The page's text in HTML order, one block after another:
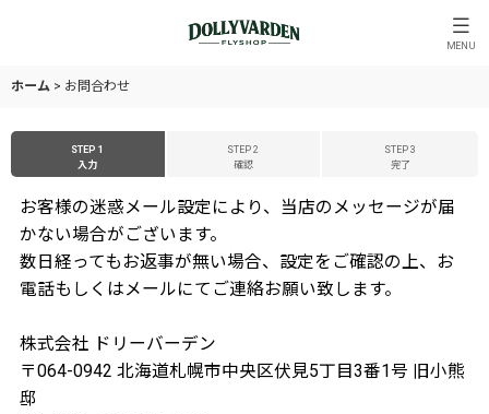
MENU
ホーム > お問合わせ
STEP 1
入力
STEP 2
確認
STEP 3
完了
お客様の迷惑メール設定により、当店のメッセージが届
かない場合がございます。
数日経ってもお返事が無い場合、設定をご確認の上、お
電話もしくはメールにてご連絡お願い致します。
株式会社 ドリーバーデン
〒064-0942 北海道札幌市中央区伏見5丁目3番1号 旧小熊
邸